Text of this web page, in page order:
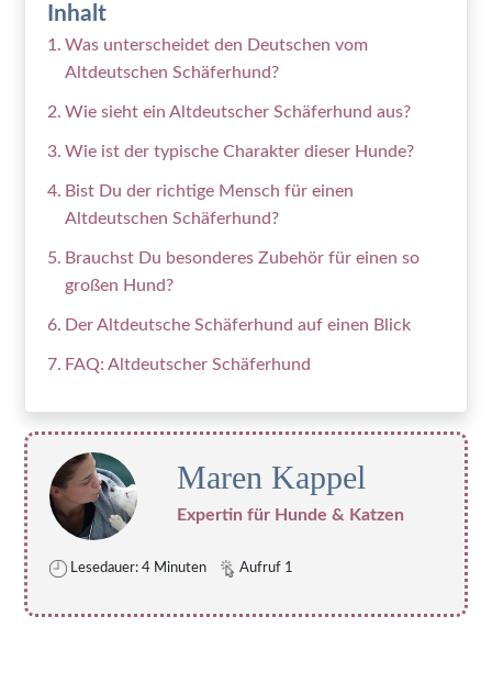
Inhalt
Was unterscheidet den Deutschen vom
Altdeutschen Schäferhund?
Wie sieht ein Altdeutscher Schäferhund aus?
Wie ist der typische Charakter dieser Hunde?
Bist Du der richtige Mensch für einen
Altdeutschen Schäferhund?
Brauchst Du besonderes Zubehör für einen so
großen Hund?
Der Altdeutsche Schäferhund auf einen Blick
FAQ: Altdeutscher Schäferhund
Maren Kappel
Expertin für Hunde & Katzen
Lesedauer: 4 Minuten Aufruf 1